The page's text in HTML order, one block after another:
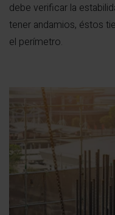
debe verificar la
tener andamios, éstos
el perímetro.